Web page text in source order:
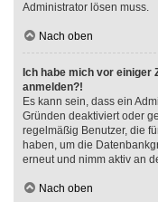
Administrator lösen muss.
Nach oben
Ich habe mich vor
anmelden?!
Es kann sein, dass ein
Gründen deaktiviert oder
regelmäßig Benutzer, die
haben, um die
erneut und nimm aktiv an
Nach oben